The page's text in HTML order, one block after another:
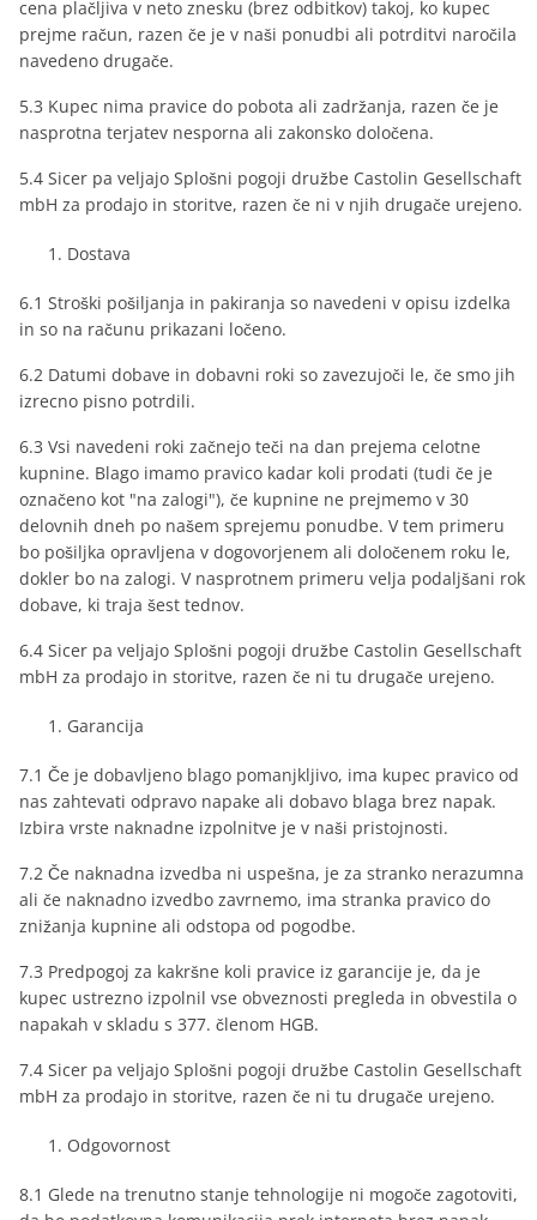
cena plačljiva v neto znesku (brez odbitkov) takoj, ko kupec
prejme račun, razen če je v naši ponudbi ali potrditvi naročila
navedeno drugače.
5.3 Kupec nima pravice do pobota ali zadržanja, razen če je
nasprotna terjatev nesporna ali zakonsko določena.
5.4 Sicer pa veljajo Splošni pogoji družbe Castolin Gesellschaft
mbH za prodajo in storitve, razen če ni v njih drugače urejeno.
Dostava
6.1 Stroški pošiljanja in pakiranja so navedeni v opisu izdelka
in so na računu prikazani ločeno.
6.2 Datumi dobave in dobavni roki so zavezujoči le, če smo jih
izrecno pisno potrdili.
6.3 Vsi navedeni roki začnejo teči na dan prejema celotne
kupnine. Blago imamo pravico kadar koli prodati (tudi če je
označeno kot "na zalogi"), če kupnine ne prejmemo v 30
delovnih dneh po našem sprejemu ponudbe. V tem primeru
bo pošiljka opravljena v dogovorjenem ali določenem roku le,
dokler bo na zalogi. V nasprotnem primeru velja podaljšani rok
dobave, ki traja šest tednov.
6.4 Sicer pa veljajo Splošni pogoji družbe Castolin Gesellschaft
mbH za prodajo in storitve, razen če ni tu drugače urejeno.
Garancija
7.1 Če je dobavljeno blago pomanjkljivo, ima kupec pravico od
nas zahtevati odpravo napake ali dobavo blaga brez napak.
Izbira vrste naknadne izpolnitve je v naši pristojnosti.
7.2 Če naknadna izvedba ni uspešna, je za stranko nerazumna
ali če naknadno izvedbo zavrnemo, ima stranka pravico do
znižanja kupnine ali odstopa od pogodbe.
7.3 Predpogoj za kakršne koli pravice iz garancije je, da je
kupec ustrezno izpolnil vse obveznosti pregleda in obvestila o
napakah v skladu s 377. členom HGB.
7.4 Sicer pa veljajo Splošni pogoji družbe Castolin Gesellschaft
mbH za prodajo in storitve, razen če ni tu drugače urejeno.
Odgovornost
8.1 Glede na trenutno stanje tehnologije ni mogoče zagotoviti,